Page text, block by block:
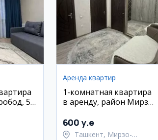
51
Аренда квартир
1-комнатная квартира
в аренду, район Мирзо-
Луначарского
600 y.e
Ташкент, Мирзо-